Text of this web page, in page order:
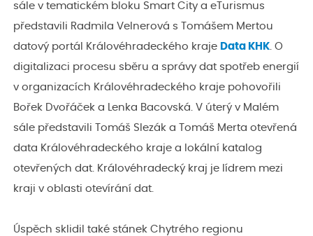
sále v tematickém bloku Smart City a eTurismus
představili Radmila Velnerová s Tomášem Mertou
datový portál Královéhradeckého kraje Data KHK. O
digitalizaci procesu sběru a správy dat spotřeb energií
v organizacích Královéhradeckého kraje pohovořili
Bořek Dvořáček a Lenka Bacovská. V úterý v Malém
sále představili Tomáš Slezák a Tomáš Merta otevřená
data Královéhradeckého kraje a lokální katalog
otevřených dat. Královéhradecký kraj je lídrem mezi
kraji v oblasti otevírání dat.
Úspěch sklidil také stánek Chytrého regionu